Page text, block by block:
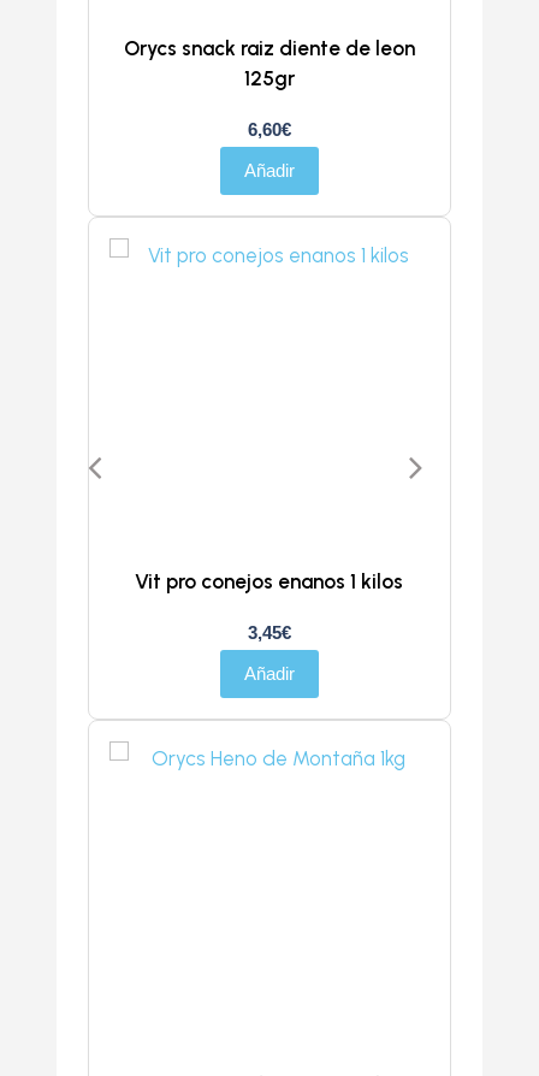
Orycs snack raiz diente de leon
125gr
6,60€
Añadir
Vit pro conejos enanos 1 kilos
3,45€
Añadir